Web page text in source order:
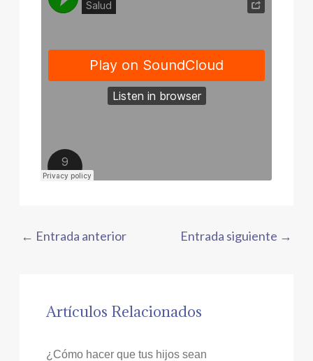
← Entrada anterior Entrada siguiente →
Artículos Relacionados
¿Cómo hacer que tus hijos sean